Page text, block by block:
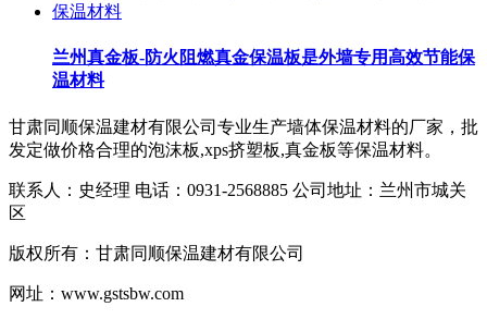
兰州真金板-防火阻燃真金保温板是外墙专用高效节能保
温材料​
甘肃同顺保温建材有限公司专业生产墙体保温材料的厂家，批
发定做价格合理的泡沫板,xps挤塑板,真金板等保温材料。
联系人：史经理 电话：0931-2568885 公司地址：兰州市城关
区
版权所有：甘肃同顺保温建材有限公司
网址：www.gstsbw.com